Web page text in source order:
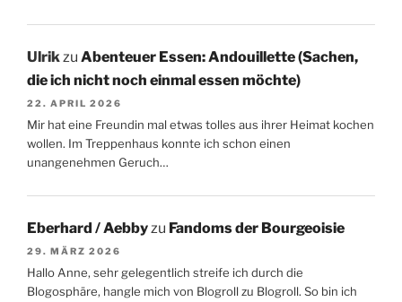
Ulrikzu Abenteuer Essen: Andouillette (Sachen,
die ich nicht noch einmal essen möchte)
22. APRIL 2026
Mir hat eine Freundin mal etwas tolles aus ihrer Heimat kochen
wollen. Im Treppenhaus konnte ich schon einen
unangenehmen Geruch…
Eberhard / Aebby zu Fandoms der Bourgeoisie
29. MÄRZ 2026
Hallo Anne, sehr gelegentlich streife ich durch die
Blogosphäre, hangle mich von Blogroll zu Blogroll. So bin ich